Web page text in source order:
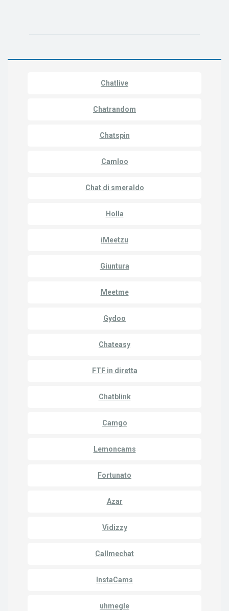
Chatlive
Chatrandom
Chatspin
Camloo
Chat di smeraldo
Holla
iMeetzu
Giuntura
Meetme
Gydoo
Chateasy
FTF in diretta
Chatblink
Camgo
Lemoncams
Fortunato
Azar
Vidizzy
Callmechat
InstaCams
uhmegle